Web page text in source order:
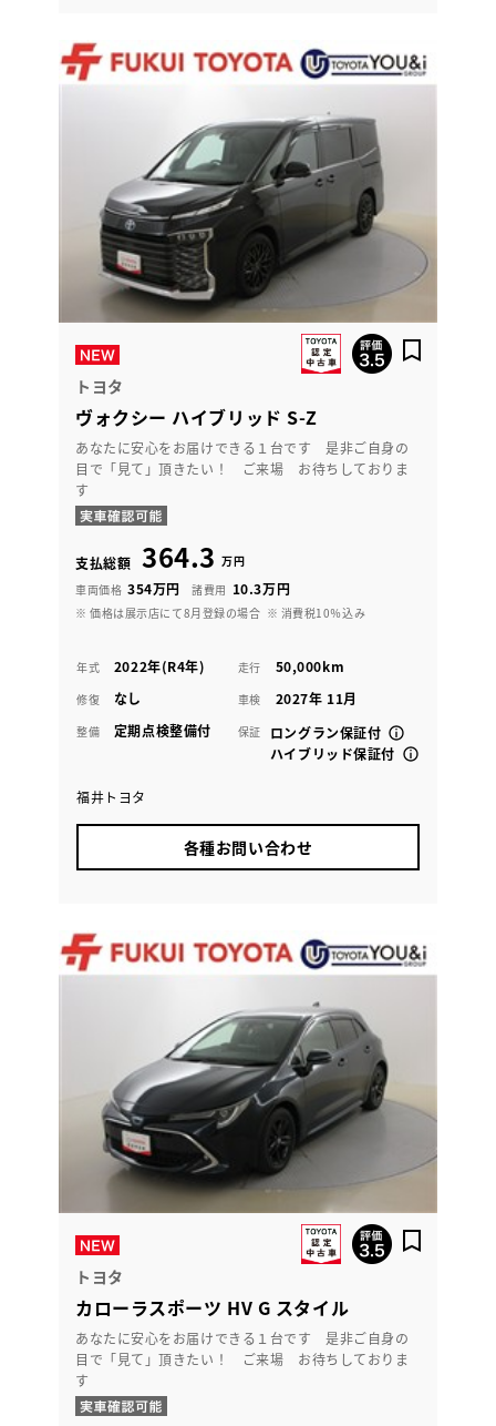
トヨタ
ヴォクシー ハイブリッド S-Z
あなたに安心をお届けできる１台です 是非ご自身の
目で「見て」頂きたい！ ご来場 お待ちしておりま
す
支払総額 364.3 万円
車両価格 354万円 諸費用 10.3万円
※ 価格は展示店にて8月登録の場合 ※ 消費税10％込み
年式 2022年(R4年) 走行 50,000km
修復 なし 車検 2027年 11月
整備 定期点検整備付 保証
ロングラン保証付
ハイブリッド保証付
福井トヨタ
各種お問い合わせ
トヨタ
カローラスポーツ HV G スタイル
あなたに安心をお届けできる１台です 是非ご自身の
目で「見て」頂きたい！ ご来場 お待ちしておりま
す